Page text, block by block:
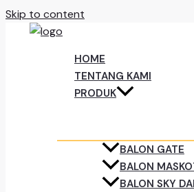
Skip to content
HOME
TENTANG KAMI
PRODUK
BALON GATE
BALON
BALON SKY